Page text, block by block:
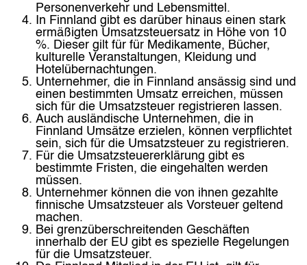
Personenverkehr und Lebensmittel.
In Finnland gibt es darüber hinaus einen stark
ermäßigten Umsatzsteuersatz in Höhe von 10
%. Dieser gilt für für Medikamente, Bücher,
kulturelle Veranstaltungen, Kleidung und
Hotelübernachtungen.
Unternehmer, die in Finnland ansässig sind und
einen bestimmten Umsatz erreichen, müssen
sich für die Umsatzsteuer registrieren lassen.
Auch ausländische Unternehmen, die in
Finnland Umsätze erzielen, können verpflichtet
sein, sich für die Umsatzsteuer zu registrieren.
Für die Umsatzsteuererklärung gibt es
bestimmte Fristen, die eingehalten werden
müssen.
Unternehmer können die von ihnen gezahlte
finnische Umsatzsteuer als Vorsteuer geltend
machen.
Bei grenzüberschreitenden Geschäften
innerhalb der EU gibt es spezielle Regelungen
für die Umsatzsteuer.